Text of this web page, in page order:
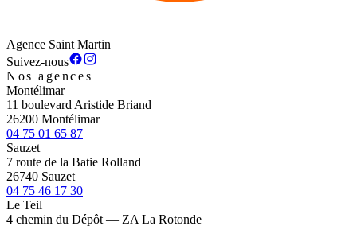
Agence Saint Martin
Suivez-nous
Nos agences
Montélimar
11 boulevard Aristide Briand
26200 Montélimar
04 75 01 65 87
Sauzet
7 route de la Batie Rolland
26740 Sauzet
04 75 46 17 30
Le Teil
4 chemin du Dépôt — ZA La Rotonde